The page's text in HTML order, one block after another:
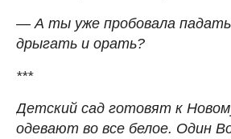
— А ты уже пробовала падать
дрыгать и орать?
***
Детский сад готовят к
одевают во все белое. Один